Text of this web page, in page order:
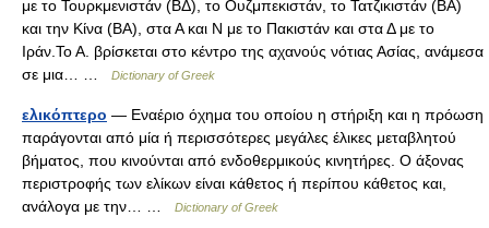
με το Τουρκμενιστάν (ΒΔ), το Ουζμπεκιστάν, το Τατζικιστάν (ΒΑ)
και την Κίνα (ΒΑ), στα Α και Ν με το Πακιστάν και στα Δ με το
Ιράν.Το Α. βρίσκεται στο κέντρο της αχανούς νότιας Ασίας, ανάμεσα
σε μια… …
Dictionary of Greek
ελικόπτερο — Εναέριο όχημα του οποίου η στήριξη και η πρόωση
παράγονται από μία ή περισσότερες μεγάλες έλικες μεταβλητού
βήματος, που κινούνται από ενδοθερμικούς κινητήρες. Ο άξονας
περιστροφής των ελίκων είναι κάθετος ή περίπου κάθετος και,
ανάλογα με την… …
Dictionary of Greek